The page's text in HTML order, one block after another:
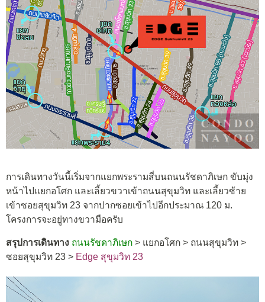
การเดินทางวันนี้เริ่มจากแยกพระรามสี่บนถนนรัชดาภิเษก ขับมุ่ง
หน้าไปแยกอโศก และเลี้ยวขวาเข้าถนนสุขุมวิท และเลี้ยวซ้าย
เข้าซอยสุขุมวิท 23 จากปากซอยเข้าไปอีกประมาณ 120 ม.
โครงการจะอยู่ทางขวามือครับ
สรุปการเดินทาง ถนนรัชดาภิเษก > แยกอโศก > ถนนสุขุมวิท >
ซอยสุขุมวิท 23 > Edge สุขุมวิท 23